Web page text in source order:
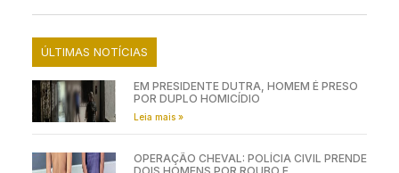
ÚLTIMAS NOTÍCIAS
EM PRESIDENTE DUTRA, HOMEM É PRESO
POR DUPLO HOMICÍDIO
Leia mais »
OPERAÇÃO CHEVAL: POLÍCIA CIVIL PRENDE